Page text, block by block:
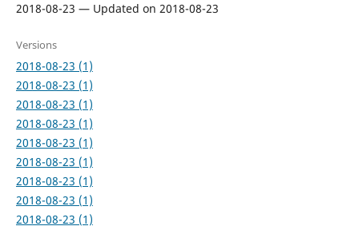
2018-08-23 — Updated on 2018-08-23
Versions
2018-08-23 (1)
2018-08-23 (1)
2018-08-23 (1)
2018-08-23 (1)
2018-08-23 (1)
2018-08-23 (1)
2018-08-23 (1)
2018-08-23 (1)
2018-08-23 (1)